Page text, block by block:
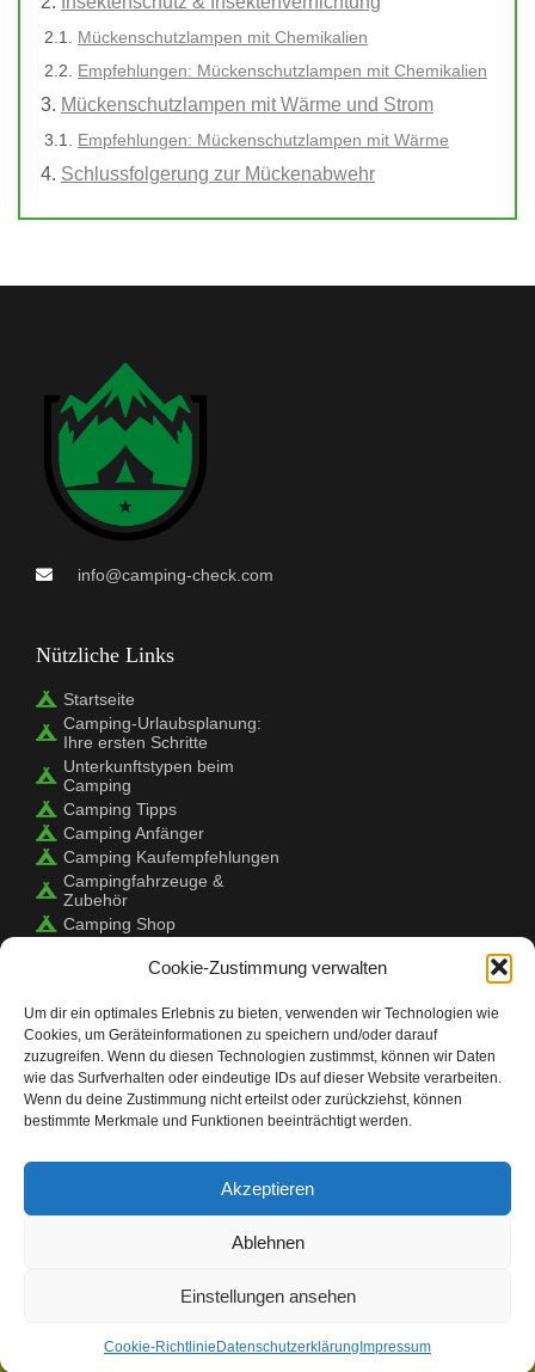
Cookie-Zustimmung verwalten
Um dir ein optimales Erlebnis zu bieten, verwenden wir Technologien wie
Cookies, um Geräteinformationen zu speichern und/oder darauf
zuzugreifen. Wenn du diesen Technologien zustimmst, können wir Daten
wie das Surfverhalten oder eindeutige IDs auf dieser Website verarbeiten.
Wenn du deine Zustimmung nicht erteilst oder zurückziehst, können
bestimmte Merkmale und Funktionen beeinträchtigt werden.
Akzeptieren
Ablehnen
Einstellungen ansehen
Cookie-Richtlinie Datenschutzerklärung Impressum
Mückenschutzlampen mit Chemikalien
Empfehlungen: Mückenschutzlampen mit Chemikalien
Mückenschutzlampen mit Wärme und Strom
Empfehlungen: Mückenschutzlampen mit Wärme
Schlussfolgerung zur Mückenabwehr
info@camping-check.com
Nützliche Links
Startseite
Camping-Urlaubsplanung:
Ihre ersten Schritte
Unterkunftstypen beim
Camping
Camping Tipps
Camping Anfänger
Camping Kaufempfehlungen
Campingfahrzeuge &
Zubehör
Camping Shop
Camping Check
Camping ist eine Erfahrung, die Menschen aller
Altersgruppen genießen können.
Es ist eine großartige Möglichkeit, wieder in die Natur
zurückzukehren und die freie Natur zu genießen. Bevor Sie
sich jedoch auf den Weg machen, sollten Sie sicherstellen,
damit Ihr Campingausflug ein Erfolg wird. Wir helfen Ihnen
perfekten Campingplatz. Egal, ob Sie zum ersten Mal
alles, was Sie brauchen, um Ihre Reise unvergesslich zu